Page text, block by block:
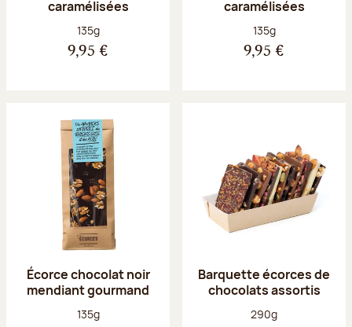
caramélisées
Poids net :
135g
9,95 €
caramélisées
Poids net :
135g
9,95 €
Écorce chocolat noir
mendiant gourmand
Poids net :
135g
Barquette écorces de
chocolats assortis
Poids net :
290g